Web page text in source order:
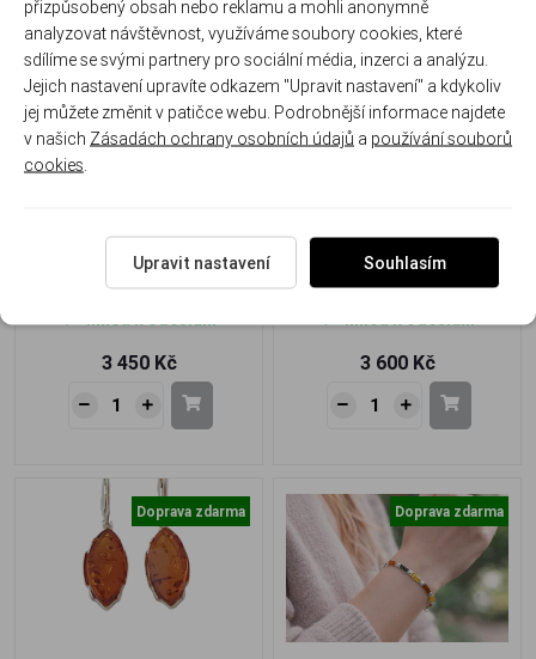
Doprava zdarma
Ihned k odeslání
3 450 Kč
J-127-N
Ihned k odeslání
3 600 Kč
Doprava zdarma Doprava zdarma
přizpůsobený obsah nebo reklamu a mohli anonymně
analyzovat návštěvnost, využíváme soubory cookies, které
sdílíme se svými partnery pro sociální média, inzerci a analýzu.
Jejich nastavení upravíte odkazem "Upravit nastavení" a kdykoliv
jej můžete změnit v patičce webu. Podrobnější informace najdete
v našich Zásadách ochrany osobních údajů a používání souborů
cookies
Upravit nastavení Souhlasím